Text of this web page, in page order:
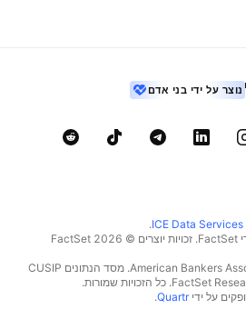
נוצר על ידי בני אדם
ICE Data Services
.
בחר נתוני ייחוס המסופקים על ידי FactSet. זכויות יוצרים © 2026 ‏FactSet
זכויות יוצרים © 2026, ‏American Bankers Association. מסד הנתונים CUSIP
Quartr
.